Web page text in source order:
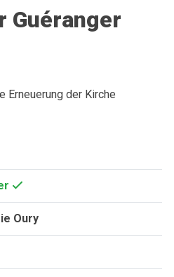
Guéranger
Erneuerung der Kirche
Oury